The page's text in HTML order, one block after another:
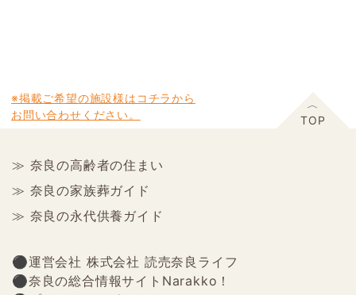
※掲載ご希望の施設様はコチラから
お問い合わせください。
≫ 奈良の高齢者の住まい
≫ 奈良の家族葬ガイド
≫ 奈良の永代供養ガイド
⚫︎運営会社 株式会社 読売奈良ライフ
⚫︎奈良の総合情報サイトNarakko！